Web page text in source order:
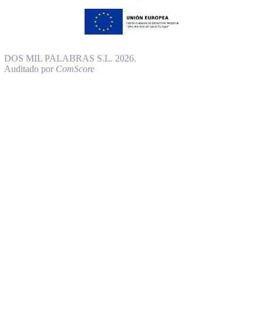
DOS MIL PALABRAS S.L. 2026.
Auditado por ComScore